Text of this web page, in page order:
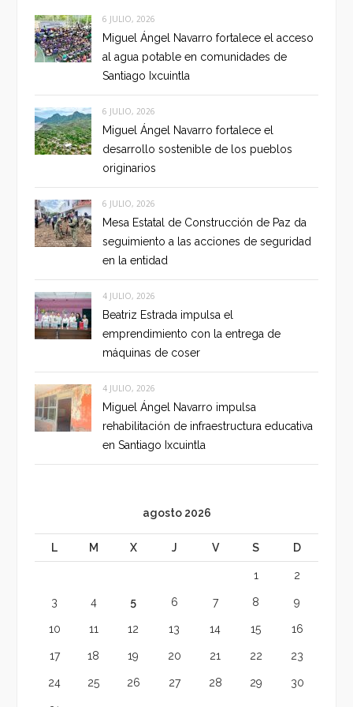
6 JULIO, 2026
Miguel Ángel Navarro fortalece el acceso
al agua potable en comunidades de
Santiago Ixcuintla
6 JULIO, 2026
Miguel Ángel Navarro fortalece el
desarrollo sostenible de los pueblos
originarios
6 JULIO, 2026
Mesa Estatal de Construcción de Paz da
seguimiento a las acciones de seguridad
en la entidad
4 JULIO, 2026
Beatriz Estrada impulsa el
emprendimiento con la entrega de
máquinas de coser
4 JULIO, 2026
Miguel Ángel Navarro impulsa
rehabilitación de infraestructura educativa
en Santiago Ixcuintla
agosto 2026
L M X J V S D
1 2
3 4 5 6 7 8 9
10 11 12 13 14 15 16
17 18 19 20 21 22 23
24 25 26 27 28 29 30